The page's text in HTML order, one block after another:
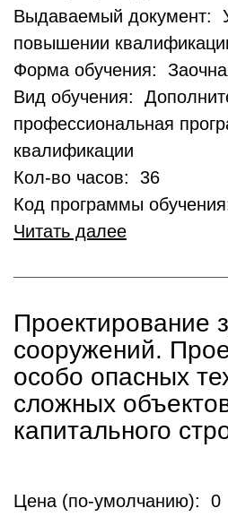
Выдаваемый документ:
повышении
Форма обучения:
Вид обучения:
профессиональная
квалификации
Кол-во часов: 36
Код программы
Читать далее
Проектирование
сооружений.
особо опасных
сложных
капитального
Цена (по-умолчанию): 0